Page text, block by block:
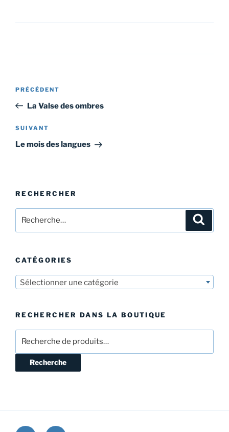
Navigation
l’article
Article
précédent
PRÉCÉDENT
La Valse des ombres
Article
suivant
SUIVANT
Le mois des langues
RECHERCHER
pour
CATÉGORIES
Sélectionner une catégorie
RECHERCHER DANS LA BOUTIQUE
pour :
Recherche